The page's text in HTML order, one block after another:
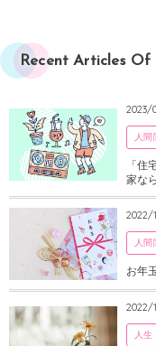
Recent Articles Of
2023/
人間
「住
家な
2022/
人間
お年
2022/
人生